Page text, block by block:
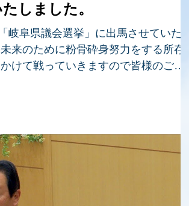
しました。
岐阜県議会選挙」に出馬させていた
来のために粉骨砕身努力をする所存
けて戦っていきますので皆様のご声